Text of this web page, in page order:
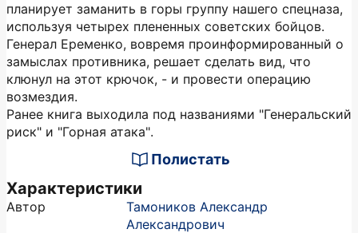
планирует заманить в горы группу нашего спецназа,
используя четырех плененных советских бойцов.
Генерал Еременко, вовремя проинформированный о
замыслах противника, решает сделать вид, что
клюнул на этот крючок, - и провести операцию
возмездия.
Ранее книга выходила под названиями "Генеральский
риск" и "Горная атака".
Полистать
Характеристики
Автор
Тамоников Александр
Александрович